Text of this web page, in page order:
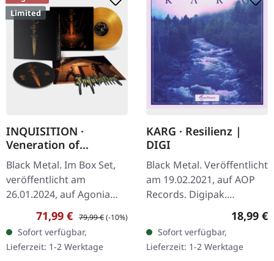
Limited
INQUISITION ·
Veneration of
Medieval Mysticism
and Cosmological
Violence | LP BOXSET
Black Metal. Im Box Set,
veröffentlicht am
26.01.2024, auf Agonia
Records. Auf 500
nummerierte Exemplare
limitierte Vinyl-Box mit B1-
Riesenposter,…
Verkaufspreis:
71,99 € Regulärer Preis:
79,99 €(-10%)
Sofort verfügbar,
Lieferzeit: 1-2 Werktage
KARG · Resilienz |
DIGI
Black Metal. Veröffentlicht
am 19.02.2021, auf AOP
Records. Digipak.
"Resilienz," die neueste EP
von Karg, taucht tief in die
Gefilde des Black Metal…
18,99 €
Sofort verfügbar,
Lieferzeit: 1-2 Werktage